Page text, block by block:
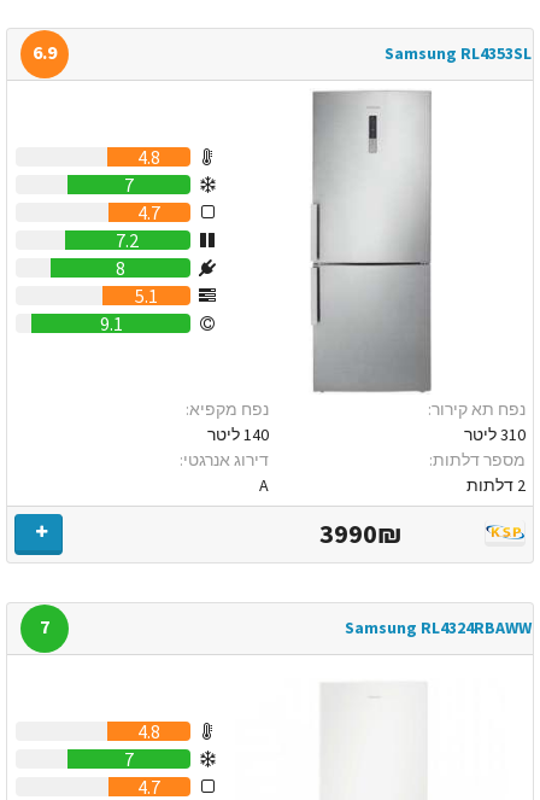
Samsung RL4353SL
6.9
4.8
7
4.7
7.2
8
5.1
9.1
נפח תא קירור:
310 ליטר
מספר דלתות:
2 דלתות
נפח מקפיא:
140 ליטר
דירוג אנרגטי:
A
3990₪
Samsung RL4324RBAWW
7
4.8
7
4.7